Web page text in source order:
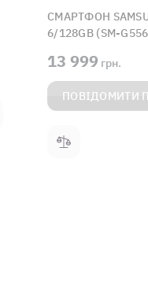
СМАРТФОН
6/128GB (SM-
13 999 грн.
ПОВІДОМИТИ